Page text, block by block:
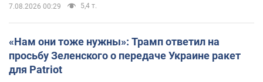
7.08.2026 00:29 5,4 т.
«Нам они тоже нужны»: Трамп ответил на
просьбу Зеленского о передаче Украине ракет
для Patriot